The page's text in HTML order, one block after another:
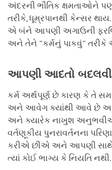
અંદરની ભૌતિક ક્ષમતાઓને
તરીકે, ધૂમ્રપાનથી કેન્સર
એ બંને આપણી અગાઉની
અને તેને "કર્મનું પાકવું"
આપણી આદતો બદલવી
કર્મ અર્થપૂર્ણ છે કારણ કે તે
અને આવેગ ક્યાંથી આવે છે
અને ક્યારેક નાખુશ
વર્તણૂકીય પુનરાવર્તનના
કરીએ છીએ અને આપણી સાથે શું
ત્યાં કોઈ ભાગ્ય કે નિયતિ નથી.